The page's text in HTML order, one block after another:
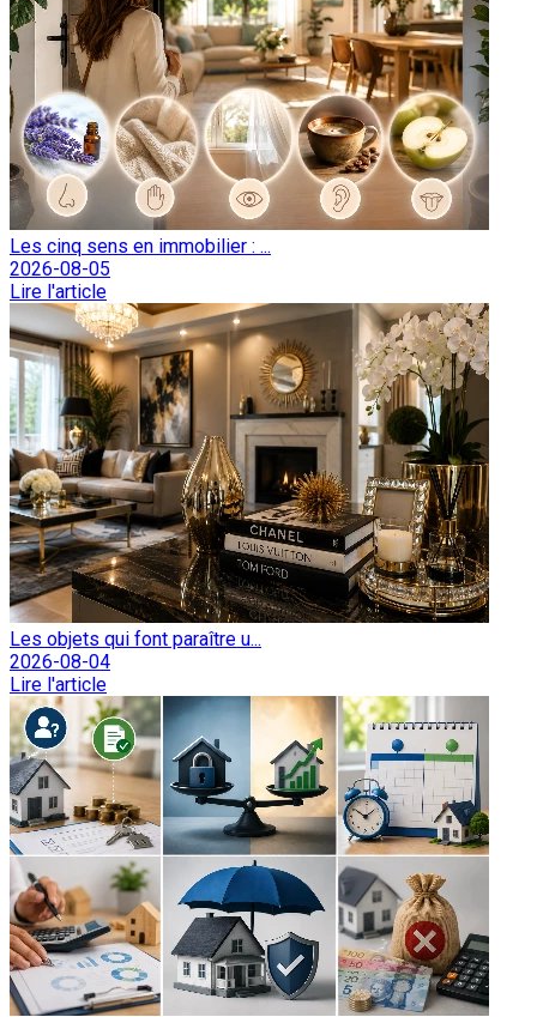
Les cinq sens en immobilier : ...
2026-08-05
Lire l'article
Les objets qui font paraître u...
2026-08-04
Lire l'article